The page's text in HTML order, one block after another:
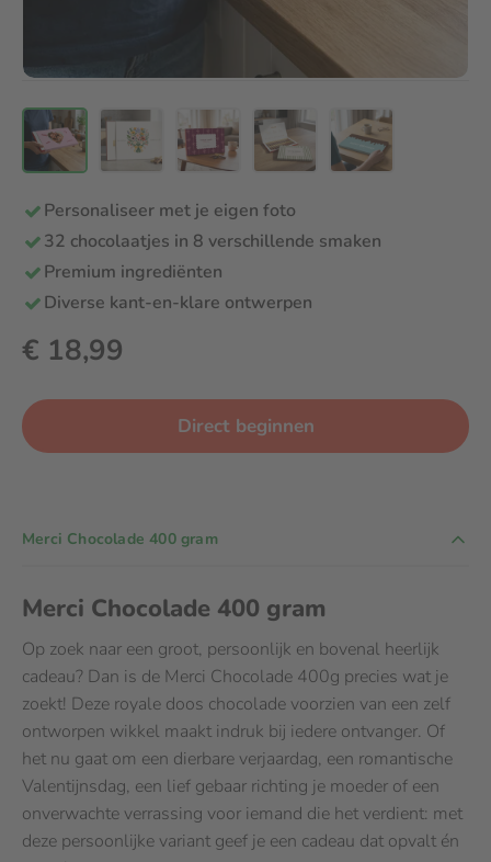
Personaliseer met je eigen foto
32 chocolaatjes in 8 verschillende smaken
Premium ingrediënten
Diverse kant-en-klare ontwerpen
€ 18,99
Direct beginnen
Merci Chocolade 400 gram
Merci Chocolade 400 gram
Op zoek naar een groot, persoonlijk en bovenal heerlijk
cadeau? Dan is de Merci Chocolade 400g precies wat je
zoekt! Deze royale doos chocolade voorzien van een zelf
ontworpen wikkel maakt indruk bij iedere ontvanger. Of
het nu gaat om een dierbare verjaardag, een romantische
Valentijnsdag, een lief gebaar richting je moeder of een
onverwachte verrassing voor iemand die het verdient: met
deze persoonlijke variant geef je een cadeau dat opvalt én